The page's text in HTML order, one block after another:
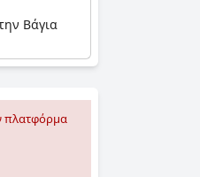
Βάγια
πλατφόρμα